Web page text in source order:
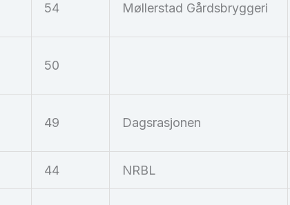
54 Møllerstad Gårdsbryggeri
50
49 Dagsrasjonen
44 NRBL